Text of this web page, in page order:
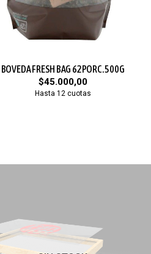
BOVEDA FRESH BAG 62PORC. 500G
$45.000,00
Hasta 12 cuotas